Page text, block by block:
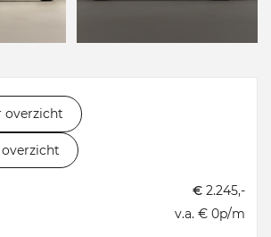
overzicht
€ 2.245,-
v.a. € 0p/m